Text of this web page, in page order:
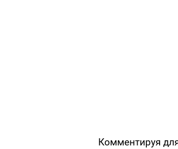
Комментируя